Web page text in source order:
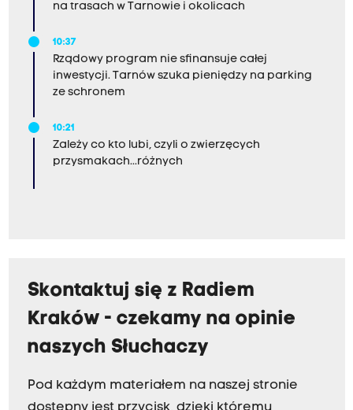
na trasach w Tarnowie i okolicach
10:37
Rządowy program nie sfinansuje całej
inwestycji. Tarnów szuka pieniędzy na parking
ze schronem
10:21
Zależy co kto lubi, czyli o zwierzęcych
przysmakach...różnych
Skontaktuj się z Radiem
Kraków - czekamy na opinie
naszych Słuchaczy
Pod każdym materiałem na naszej stronie